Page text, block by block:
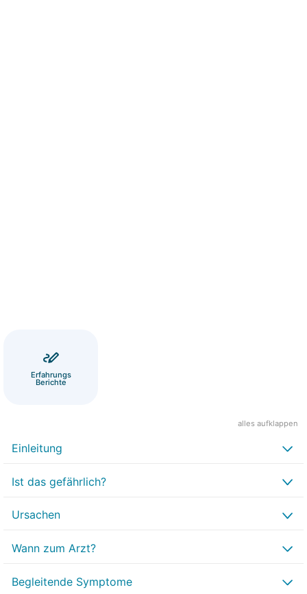
Erfahrungs
Berichte
alles aufklappen
Einleitung
Ist das gefährlich?
Ursachen
Wann zum Arzt?
Begleitende Symptome